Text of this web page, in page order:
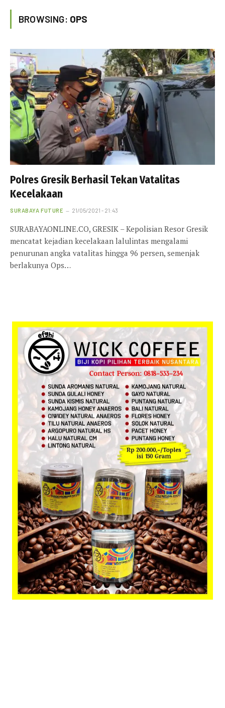
BROWSING: OPS
Polres Gresik Berhasil Tekan Vatalitas
Kecelakaan
SURABAYA FUTURE 21/05/2021 - 21:43
SURABAYAONLINE.CO, GRESIK – Kepolisian Resor Gresik
mencatat kejadian kecelakaan lalulintas mengalami
penurunan angka vatalitas hingga 96 persen, semenjak
berlakunya Ops…